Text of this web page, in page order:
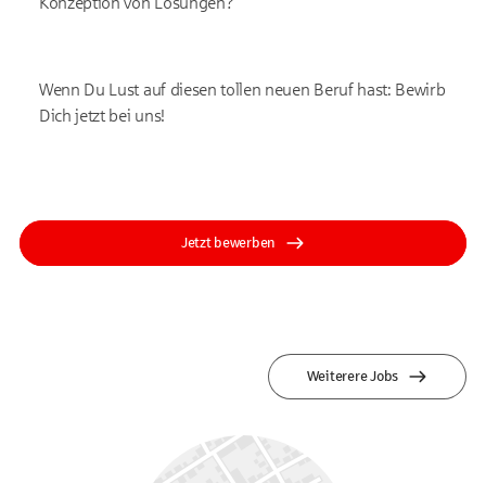
Wenn Du Lust auf diesen tollen neuen Beruf hast: Bewirb
Dich jetzt bei uns!
Jetzt bewerben
Weiterere Jobs